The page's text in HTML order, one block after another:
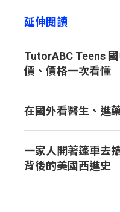
延伸閱讀
TutorABC Teens
價、價格一次看懂
在國外看醫生、進
一家人開著篷車去
背後的美國西進史